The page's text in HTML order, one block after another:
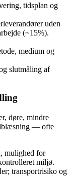
tidsplan og
uden
(~15%).
medium og
slutmåling af
døre, mindre
— ofte
mulighed for
miljø.
transportrisiko og